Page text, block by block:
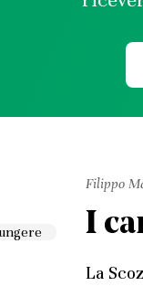
Filippo
I
La